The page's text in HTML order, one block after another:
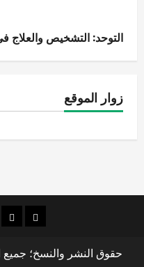
التوحد: التشخيص والعلاج
زوار الموقع
الصفحة
حقوق النشر والنسخ؛